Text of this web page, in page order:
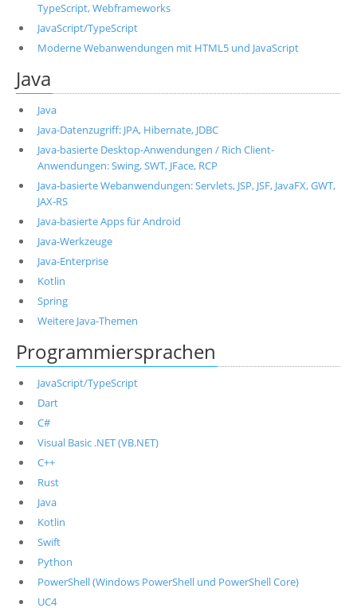
TypeScript, Webframeworks
JavaScript/TypeScript
Moderne Webanwendungen mit HTML5 und JavaScript
Java
Java
Java-Datenzugriff: JPA, Hibernate, JDBC
Java-basierte Desktop-Anwendungen / Rich Client-
Anwendungen: Swing, SWT, JFace, RCP
Java-basierte Webanwendungen: Servlets, JSP, JSF, JavaFX, GWT,
JAX-RS
Java-basierte Apps für Android
Java-Werkzeuge
Java-Enterprise
Kotlin
Spring
Weitere Java-Themen
Programmiersprachen
JavaScript/TypeScript
Dart
C#
Visual Basic .NET (VB.NET)
C++
Rust
Java
Kotlin
Swift
Python
PowerShell (Windows PowerShell und PowerShell Core)
UC4